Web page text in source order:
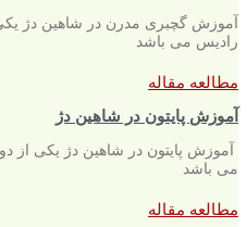
آموزش گچبری مدرن در شاهین دژ
رادیس می باشد
مطالعه مقاله
آموزش پایتون در شاهین دژ
آموزش پایتون در شاهین دژ یکی از
می باشد
مطالعه مقاله